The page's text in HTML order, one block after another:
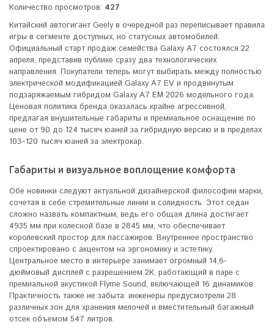
Количество просмотров: 427
Китайский автогигант Geely в очередной раз переписывает правила
игры в сегменте доступных, но статусных автомобилей.
Официальный старт продаж семейства Galaxy A7 состоялся 22
апреля, представив публике сразу два технологических
направления. Покупатели теперь могут выбирать между полностью
электрической модификацией Galaxy A7 EV и продвинутым
подзаряжаемым гибридом Galaxy A7 EM 2026 модельного года.
Ценовая политика бренда оказалась крайне агрессивной,
предлагая внушительные габариты и премиальное оснащение по
цене от 90 до 124 тысяч юаней за гибридную версию и в пределах
103–120 тысяч юаней за электрокар.
Габариты и визуальное воплощение комфорта
Обе новинки следуют актуальной дизайнерской философии марки,
сочетая в себе стремительные линии и солидность. Этот седан
сложно назвать компактным, ведь его общая длина достигает
4935 мм при колесной базе в 2845 мм, что обеспечивает
королевский простор для пассажиров. Внутреннее пространство
спроектировано с акцентом на эргономику и эстетику.
Центральное место в интерьере занимает огромный 14,6-
дюймовый дисплей с разрешением 2К, работающий в паре с
премиальной акустикой Flyme Sound, включающей 16 динамиков.
Практичность также не забыта: инженеры предусмотрели 28
различных зон для хранения мелочей и вместительный багажный
отсек объемом 547 литров.